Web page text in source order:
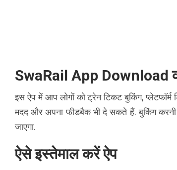
SwaRail App Download
इस ऐप में आप लोगों को ट्रेन टिकट बुकिंग,
मदद और अपना फीडबैक भी दे सकते हैं. बुकिंग करनी
जाएगा.
ऐसे इस्तेमाल करें ऐप